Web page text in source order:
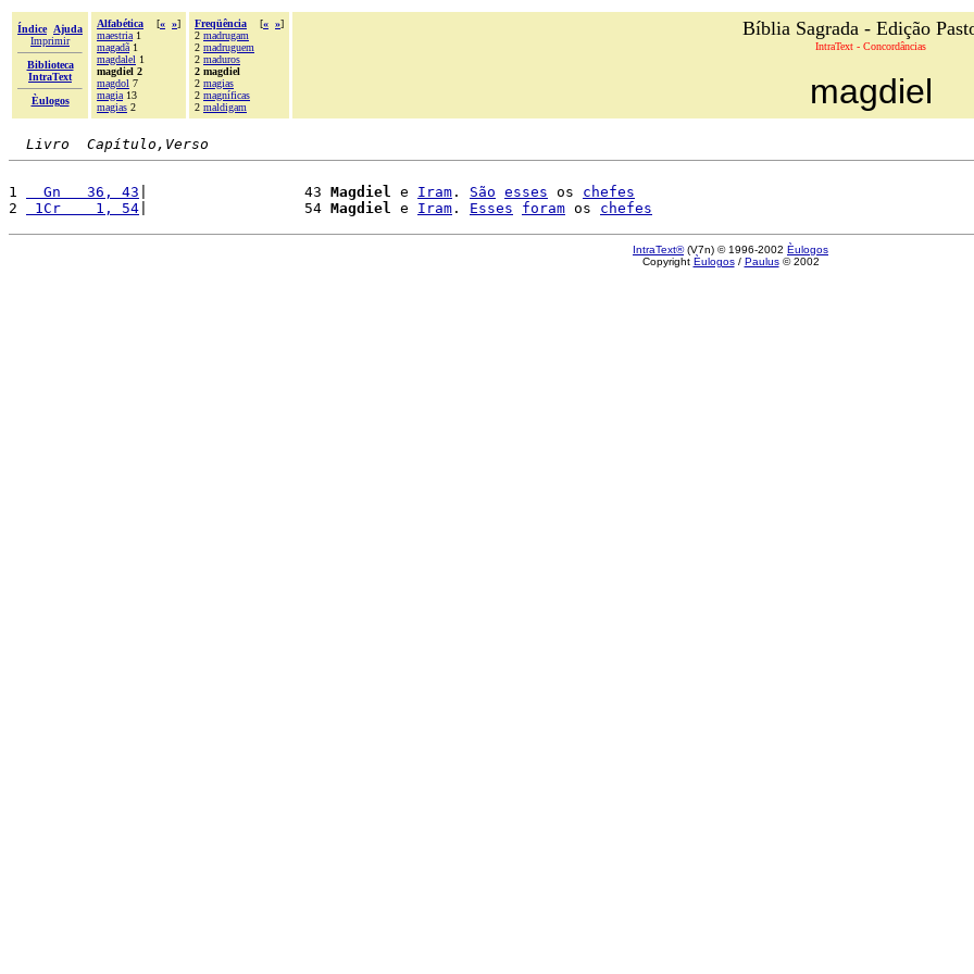
Índice
Ajuda
Imprimir
Biblioteca
IntraText
Èulogos
Alfabética [« »]
maestria 1
magadã 1
magdalel 1
magdiel 2
magdol 7
magia 13
magias 2
Freqüência [« »]
2 madrugam
2 madruguem
2 maduros
2 magdiel
2 magias
2 magníficas
2 maldigam
Bíblia Sagrada - Edição
IntraText - Concordâncias
magdiel
Livro  Capítulo,Verso
1
  Gn   36, 43
|                  43 Magdiel e Iram . São esses os chefes
2
1Cr    1, 54 |                  54 Magdiel e Iram . Esses foram os chefes
IntraText®(V7n) © 1996-2002 Èulogos
Copyright Èulogos/ Paulus© 2002